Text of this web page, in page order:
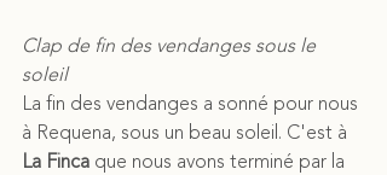
Clap de fin des vendanges sous le
soleil
La fin des vendanges a sonné pour nous
à Requena, sous un beau soleil. C'est à
La Finca que nous avons terminé par la